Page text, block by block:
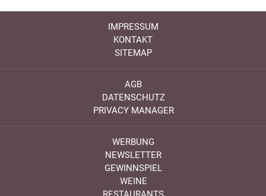
IMPRESSUM
KONTAKT
SITEMAP
AGB
DATENSCHUTZ
PRIVACY MANAGER
WERBUNG
NEWSLETTER
GEWINNSPIEL
WEINE